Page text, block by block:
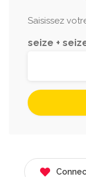
Saisissez
seize +